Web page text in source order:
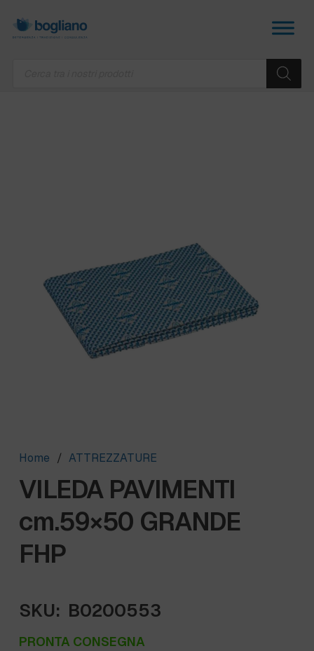
Home / ATTREZZATURE
VILEDA PAVIMENTI
cm.59×50 GRANDE
FHP
SKU: B0200553
PRONTA CONSEGNA